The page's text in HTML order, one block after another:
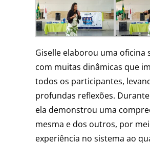
Giselle elaborou uma oficina
com muitas dinâmicas que
todos os participantes,
profundas reflexões.
ela demonstrou uma
mesma e dos outros, por
experiência no sistema ao